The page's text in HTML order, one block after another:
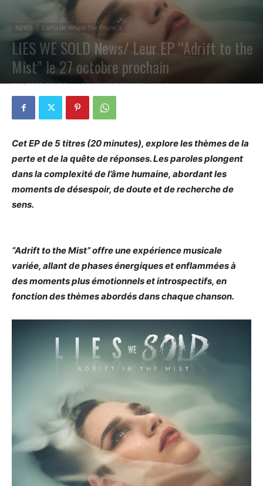
NEWS L'actu de Where The Promo Is
LIES WE SOLD News/ Leur EP “Adrift to the
Mist” le 27 octobre prochain
PAR PETE CIRCLE 25 SEPTEMBRE 2023 0
Cet EP de 5 titres (20 minutes), explore les thèmes de la
perte et de la quête de réponses. Les paroles plongent
dans la complexité de l’âme humaine, abordant les
moments de désespoir, de doute et de recherche de
sens.
“Adrift to the Mist” offre une expérience musicale
variée, allant de phases énergiques et enflammées à
des moments plus émotionnels et introspectifs, en
fonction des thèmes abordés dans chaque chanson.